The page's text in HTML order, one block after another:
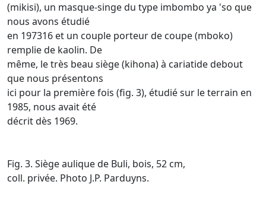
(mikisi), un masque-singe du type imbombo ya 'so que
nous avons étudié
en 197316 et un couple porteur de coupe (mboko)
remplie de kaolin. De
même, le très beau siège (kihona) à cariatide debout
que nous présentons
ici pour la première fois (fig. 3), étudié sur le terrain en
1985, nous avait été
décrit dès 1969.
Fig. 3. Siège aulique de Buli, bois, 52 cm,
coll. privée. Photo J.P. Parduyns.